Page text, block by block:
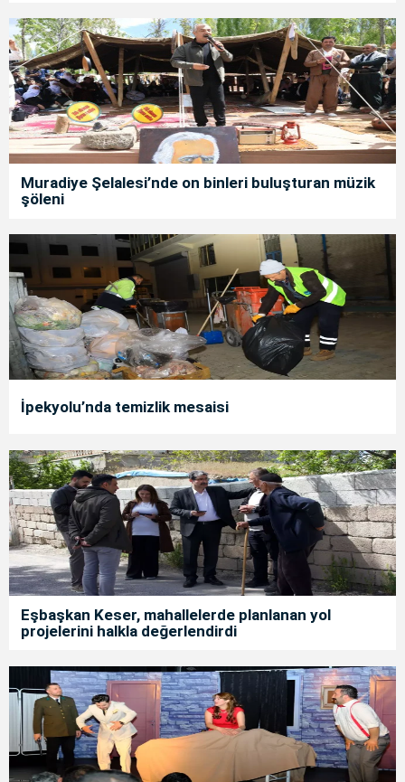
Muradiye Şelalesi’nde on binleri buluşturan müzik
şöleni
İpekyolu’nda temizlik mesaisi
Eşbaşkan Keser, mahallelerde planlanan yol
projelerini halkla değerlendirdi